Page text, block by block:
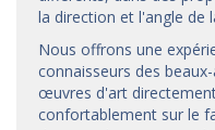
la direction et l'angle de
Nous offrons une
connaisseurs des
œuvres d'art
confortablement sur le